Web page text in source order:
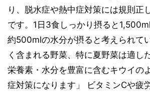
り、脱水症や熱中症対策には規則正
です。1日3食しっかり摂ると
約500mlの水分が摂ると考えられて
く含まれる野菜、特に夏野菜は適し
栄養素・水分を豊富に含むキウイの
症対策になります」 ビタミンCや疲